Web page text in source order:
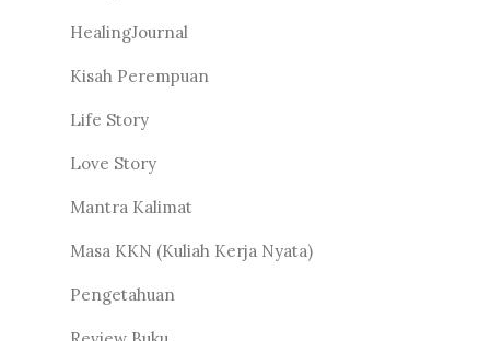
HealingJournal
Kisah Perempuan
Life Story
Love Story
Mantra Kalimat
Masa KKN (Kuliah Kerja Nyata)
Pengetahuan